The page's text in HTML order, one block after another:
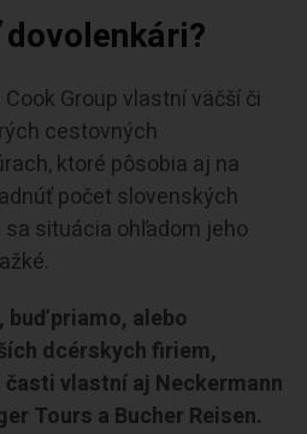
Group vlastní väčší či
cestovných
ktoré pôsobia aj na
počet slovenských
situácia ohľadom jeho
buď priamo, alebo
dcérskych firiem,
vlastní aj Neckermann
Tours a Bucher Reisen.